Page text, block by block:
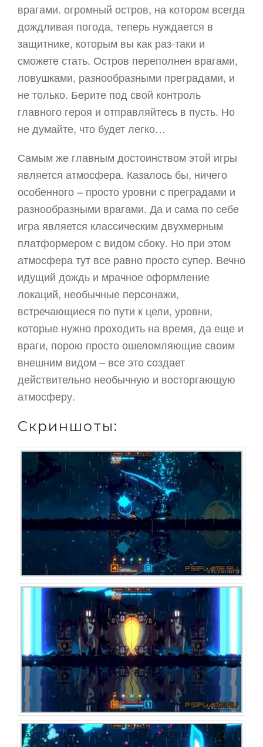
врагами. огромный остров, на котором всегда
дождливая погода, теперь нуждается в
защитнике, которым вы как раз-таки и
сможете стать. Остров переполнен врагами,
ловушками, разнообразными преградами, и
не только. Берите под свой контроль
главного героя и отправляйтесь в пусть. Но
не думайте, что будет легко…
Самым же главным достоинством этой игры
является атмосфера. Казалось бы, ничего
особенного – просто уровни с преградами и
разнообразными врагами. Да и сама по себе
игра является классическим двухмерным
платформером с видом сбоку. Но при этом
атмосфера тут все равно просто супер. Вечно
идущий дождь и мрачное оформление
локаций, необычные персонажи,
встречающиеся по пути к цели, уровни,
которые нужно проходить на время, да еще и
враги, порою просто ошеломляющие своим
внешним видом – все это создает
действительно необычную и восторгающую
атмосферу.
Скриншоты: